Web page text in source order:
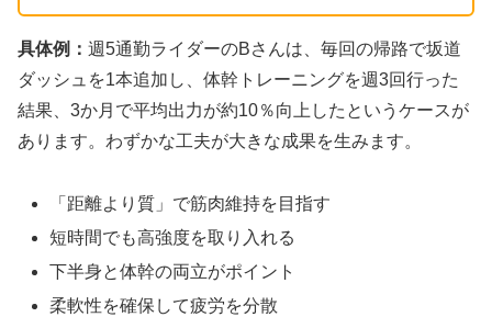
具体例： 週5通勤ライダーのBさんは、毎回の帰路で坂道
ダッシュを1本追加し、体幹トレーニングを週3回行った
結果、3か月で平均出力が約10％向上したというケースが
あります。わずかな工夫が大きな成果を生みます。
「距離より質」で筋肉維持を目指す
短時間でも高強度を取り入れる
下半身と体幹の両立がポイント
柔軟性を確保して疲労を分散